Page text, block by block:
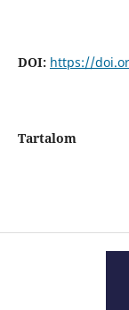
DOI: https://
Tartalom